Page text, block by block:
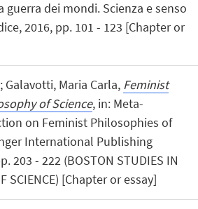
guerra dei mondi. Scienza e senso
2016, pp. 101 - 123 [Chapter or
Galavotti, Maria Carla, Feminist
of Science, in: Meta-
on Feminist Philosophies of
International Publishing
203 - 222 (BOSTON STUDIES IN
SCIENCE) [Chapter or essay]